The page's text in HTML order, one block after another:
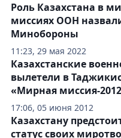
11:23, 29 мая 2022
Роль Казахстана в
миссиях ООН
Минобороны
17:06, 05 июня 2012
Казахстанские
вылетели в
«Мирная миссия-
Казахстану
статус своих